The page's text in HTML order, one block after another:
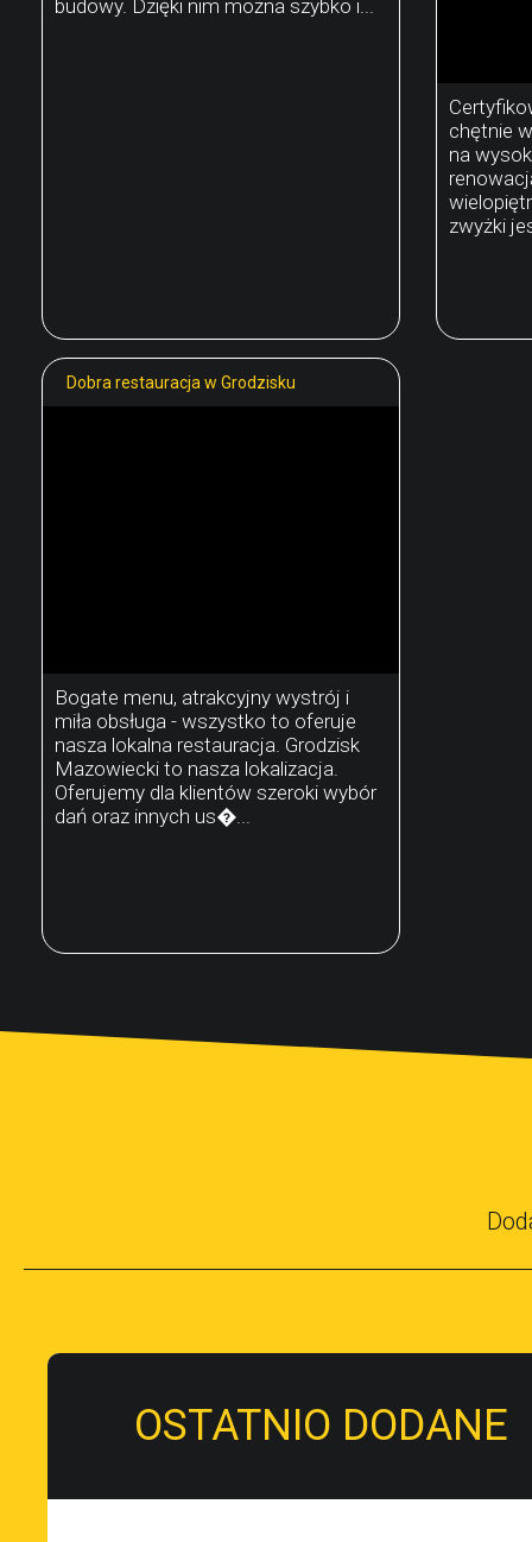
budowy. Dzięki nim można szybko i...
chętnie
na
zwyżki
Dobra restauracja w Grodzisku
Bogate menu, atrakcyjny wystrój i
miła obsługa - wszystko to oferuje
nasza lokalna restauracja. Grodzisk
Mazowiecki to nasza lokalizacja.
Oferujemy dla klientów szeroki wybór
dań oraz innych us�...
OSTATNIO DODANE